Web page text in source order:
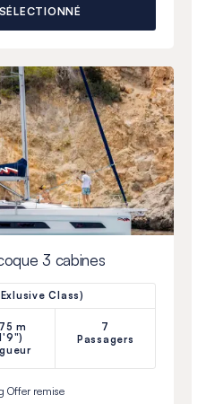
3 cabines
Class)
m
7
Passagers
Offerremise